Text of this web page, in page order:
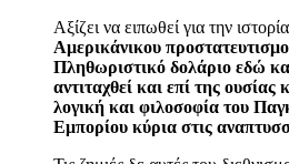
Αξίζει να ειπωθεί για την
Αμερικάνικου
Πληθωριστικό δολάριο εδώ
αντιταχθεί και επί της ουσίας
λογική και φιλοσοφία του
Εμπορίου κύρια στις